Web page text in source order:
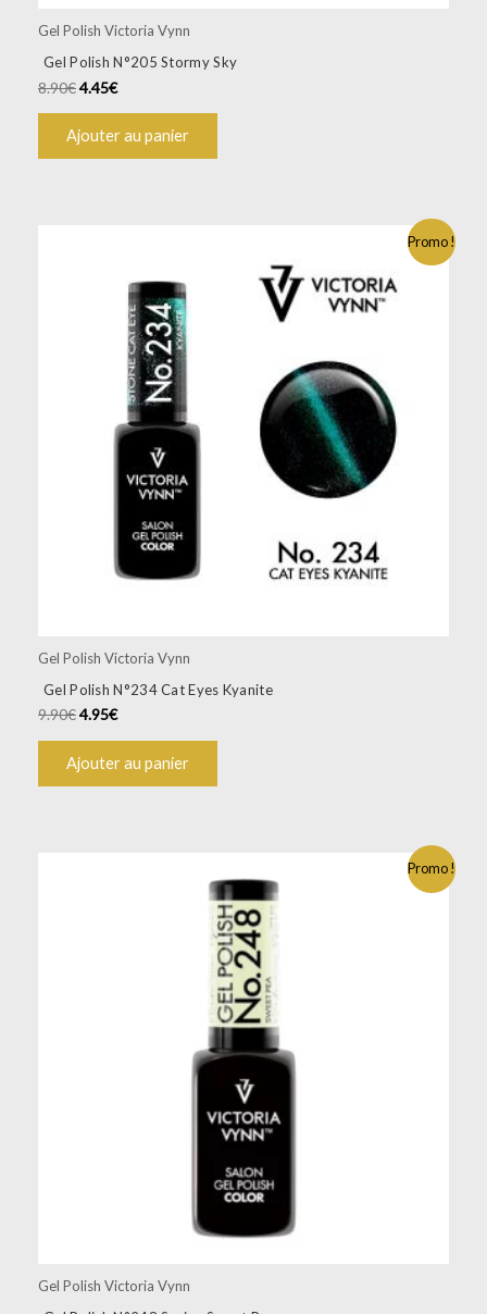
Gel Polish Victoria Vynn
Gel Polish N°205 Stormy Sky
8.90€4.45€
Ajouter au panier
Promo !
Gel Polish Victoria Vynn
Gel Polish N°234 Cat Eyes Kyanite
9.90€4.95€
Ajouter au panier
Promo !
Gel Polish Victoria Vynn